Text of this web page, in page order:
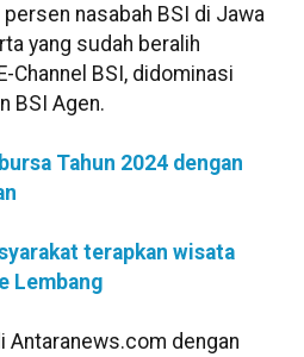
persen nasabah BSI di Jawa
yang sudah beralih
Channel BSI, didominasi
BSI Agen.
Tahun 2024 dengan
terapkan wisata
Lembang
Antaranews.com dengan